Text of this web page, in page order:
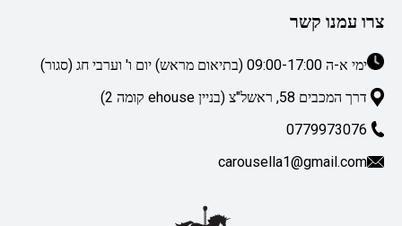
צרו עמנו קשר
ימי א-ה 09:00-17:00 (בתיאום מראש) יום ו' וערבי חג (סגור)
דרך המכבים 58, ראשל"צ (בניין ehouse קומה 2)
0779973076
carousella1@gmail.com